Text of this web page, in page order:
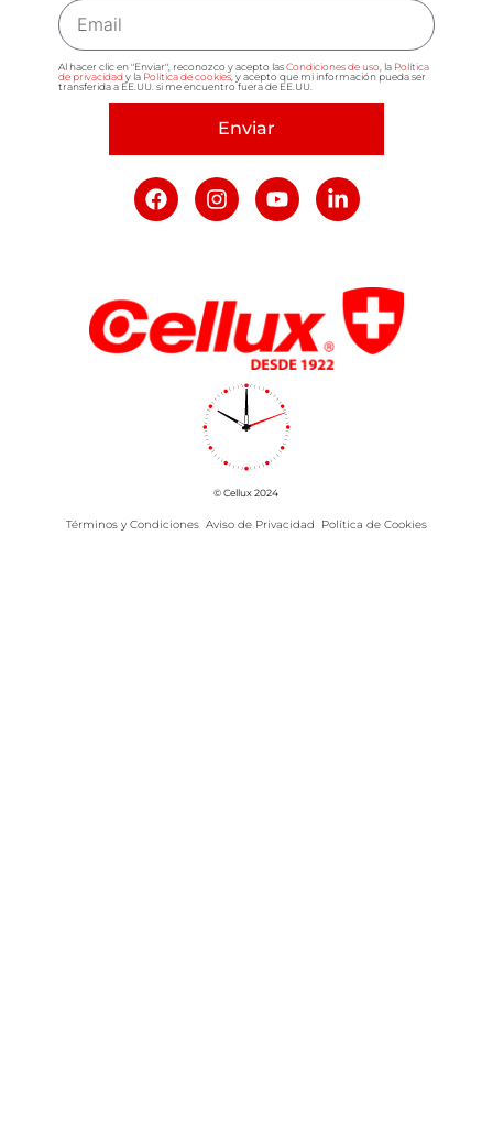
Al hacer clic en "Enviar", reconozco y acepto lasCondiciones de uso, la Política
de privacidady la Política de cookies, y acepto que mi información pueda ser
transferida a EE.UU. si me encuentro fuera de EE.UU.
Enviar
© Cellux 2024
Términos y Condiciones Aviso de Privacidad Política de Cookies